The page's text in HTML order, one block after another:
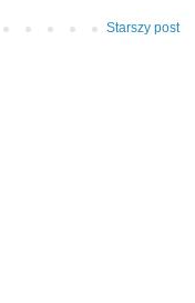
Starszy post